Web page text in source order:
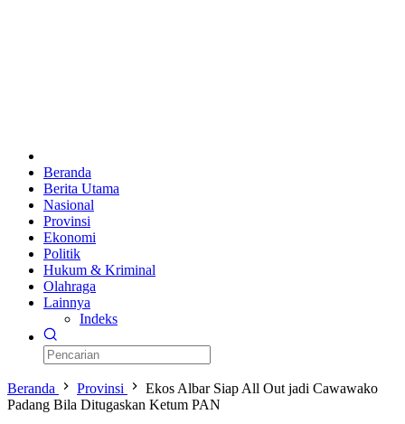
Beranda
Berita Utama
Nasional
Provinsi
Ekonomi
Politik
Hukum & Kriminal
Olahraga
Lainnya
Indeks
Beranda Provinsi
Ekos Albar Siap All Out jadi Cawawako
Padang Bila Ditugaskan Ketum PAN